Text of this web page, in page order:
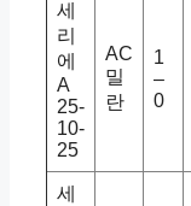
세
리
에
A
25-
10-
25
AC
밀
란
1
–
0
세